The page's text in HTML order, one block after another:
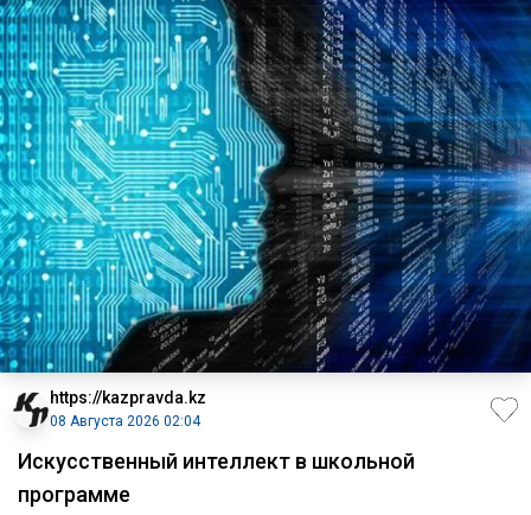
https://kazpravda.kz
08 Августа 2026 02:04
Искусственный интеллект в школьной
программе